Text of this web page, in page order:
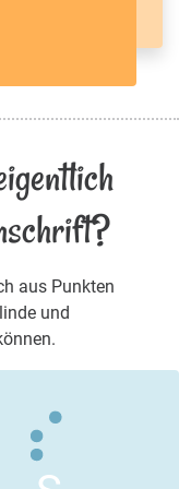
aus Punkten
und